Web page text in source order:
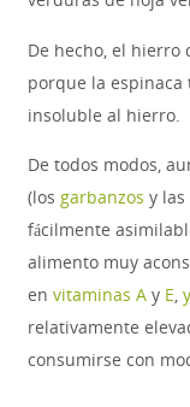
De hecho, el hierro
porque la espinaca
insoluble al hierro.
De todos modos,
(los garbanzos y las
fácilmente
alimento muy
en vitaminas Ay E,
relativamente
consumirse con